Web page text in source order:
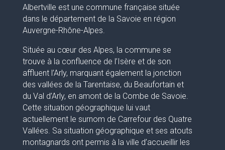
Albertville est une commune française située
dans le département de la Savoie en région
Auvergne-Rhône-Alpes.
Située au cœur des Alpes, la commune se
trouve à la confluence de l’Isère et de son
affluent l’Arly, marquant également la jonction
des vallées de la Tarentaise, du Beaufortain et
du Val d’Arly, en amont de la Combe de Savoie.
Cette situation géographique lui vaut
actuellement le surnom de Carrefour des Quatre
Vallées. Sa situation géographique et ses atouts
montagnards ont permis à la ville d’accueillir les